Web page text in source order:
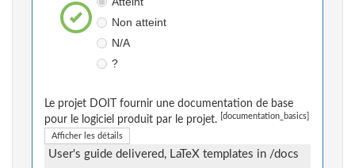
Non atteint
N/A
?
Le projet DOIT fournir une documentation de base
pour le logiciel produit par le projet.
[documentation_basics]
Afficher les détails
User's guide delivered, LaTeX templates in /docs